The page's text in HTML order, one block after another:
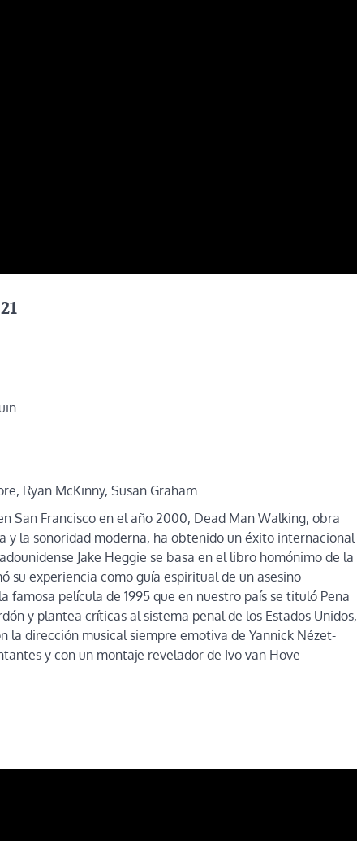
Ryan McKinny, Susan Graham
San Francisco en el año 2000, Dead Man Walking, obra
y la sonoridad moderna, ha obtenido un éxito internacional
Jake Heggie se basa en el libro homónimo de la
su experiencia como guía espiritual de un asesino
famosa película de 1995 que en nuestro país se tituló Pena
y plantea críticas al sistema penal de los Estados Unidos,
la dirección musical siempre emotiva de Yannick Nézet-
y con un montaje revelador de Ivo van Hove